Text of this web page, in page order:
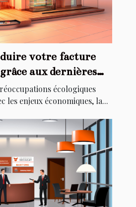
votre facture
aux dernières
chauffageécologiques
les enjeux économiques, la...